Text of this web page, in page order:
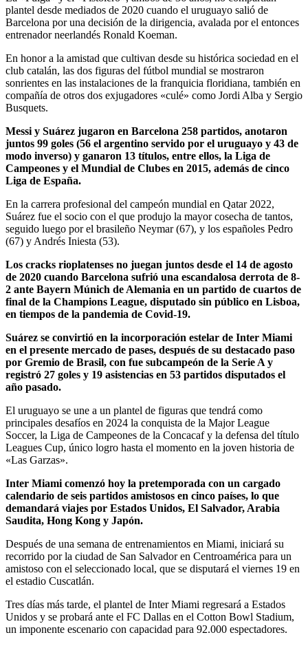
plantel desde mediados de 2020 cuando el uruguayo salió de
Barcelona por una decisión de la dirigencia, avalada por el entonces
entrenador neerlandés Ronald Koeman.
En honor a la amistad que cultivan desde su histórica sociedad en el
club catalán, las dos figuras del fútbol mundial se mostraron
sonrientes en las instalaciones de la franquicia floridiana, también en
compañía de otros dos exjugadores «culé» como Jordi Alba y Sergio
Busquets.
Messi y Suárez jugaron en Barcelona 258 partidos, anotaron
juntos 99 goles (56 el argentino servido por el uruguayo y 43 de
modo inverso) y ganaron 13 títulos, entre ellos, la Liga de
Campeones y el Mundial de Clubes en 2015, además de cinco
Liga de España.
En la carrera profesional del campeón mundial en Qatar 2022,
Suárez fue el socio con el que produjo la mayor cosecha de tantos,
seguido luego por el brasileño Neymar (67), y los españoles Pedro
(67) y Andrés Iniesta (53).
Los cracks rioplatenses no juegan juntos desde el 14 de agosto
de 2020 cuando Barcelona sufrió una escandalosa derrota de 8-
2 ante Bayern Múnich de Alemania en un partido de cuartos de
final de la Champions League, disputado sin público en Lisboa,
en tiempos de la pandemia de Covid-19.
Suárez se convirtió en la incorporación estelar de Inter Miami
en el presente mercado de pases, después de su destacado paso
por Gremio de Brasil, con fue subcampeón de la Serie A y
registró 27 goles y 19 asistencias en 53 partidos disputados el
año pasado.
El uruguayo se une a un plantel de figuras que tendrá como
principales desafíos en 2024 la conquista de la Major League
Soccer, la Liga de Campeones de la Concacaf y la defensa del título
Leagues Cup, único logro hasta el momento en la joven historia de
«Las Garzas».
Inter Miami comenzó hoy la pretemporada con un cargado
calendario de seis partidos amistosos en cinco países, lo que
demandará viajes por Estados Unidos, El Salvador, Arabia
Saudita, Hong Kong y Japón.
Después de una semana de entrenamientos en Miami, iniciará su
recorrido por la ciudad de San Salvador en Centroamérica para un
amistoso con el seleccionado local, que se disputará el viernes 19 en
el estadio Cuscatlán.
Tres días más tarde, el plantel de Inter Miami regresará a Estados
Unidos y se probará ante el FC Dallas en el Cotton Bowl Stadium,
un imponente escenario con capacidad para 92.000 espectadores.